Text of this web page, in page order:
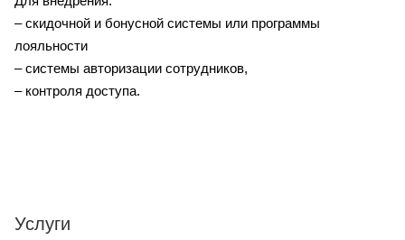
– скидочной и бонусной системы или программы
лояльности
– системы авторизации сотрудников,
– контроля доступа.
Услуги